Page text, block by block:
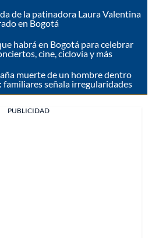
de la patinadora Laura Valentina
en Bogotá
habrá en Bogotá para celebrar
cine, ciclovía y más
muerte de un hombre dentro
familiares señala irregularidades
PUBLICIDAD